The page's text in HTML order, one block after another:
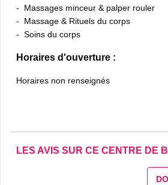
Massages minceur & palper rouler
Massage & Rituels du corps
Soins du corps
Horaires d'ouverture :
Horaires non renseignés
LES AVIS SUR CE CENTRE DE